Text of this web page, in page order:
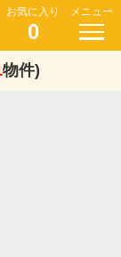
お気に入り
0
メニュー
物件)